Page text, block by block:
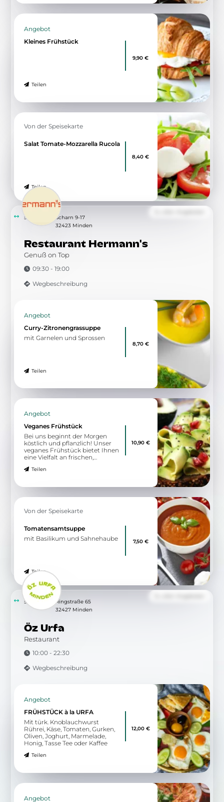
Angebot
Kleines Frühstück
Teilen
9,90 €
Von der Speisekarte
Salat Tomate-Mozzarella Rucola
Teilen
8,40 €
Restaurant Hermann's
Genuß on Top
09:30 - 19:00
Wegbeschreibung
5.72 km
Scharn 9-17
32423 Minden
Angebot
Curry-Zitronengrassuppe
mit Garnelen und Sprossen
Teilen
8,70 €
Angebot
Veganes Frühstück
Bei uns beginnt der Morgen
köstlich und pflanzlich! Unser
veganes Frühstück bietet Ihnen
eine Vielfalt an frischen,
Optionen – von cremigen
knackigem Gemüse und
für alle, die bewusst und
möchten.
Teilen
10,90 €
Von der Speisekarte
Tomatensamtsuppe
mit Basilikum und Sahnehaube
Teilen
7,50 €
Öz Urfa
Restaurant
10:00 - 22:30
Wegbeschreibung
5.98 km
Ringstraße 65
32427 Minden
Angebot
FRÜHSTÜCK à la URFA
Mit türk. Knoblauchwurst
Rührei, Käse, Tomaten, Gurken,
Oliven, Joghurt, Marmelade,
Honig, Tasse Tee oder Kaffee
Teilen
12,00 €
Angebot